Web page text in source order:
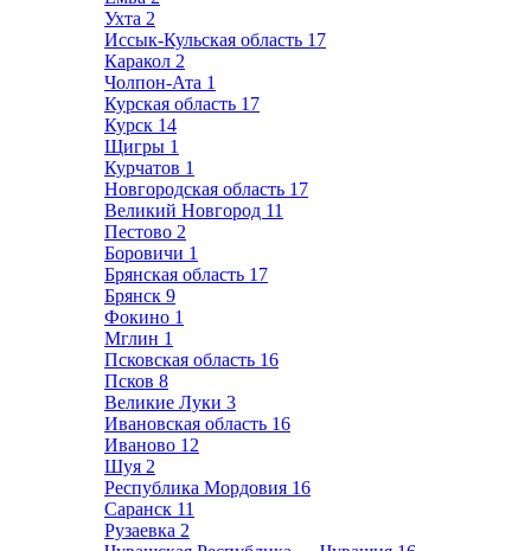
Ухта 2
Иссык-Кульская область 17
Каракол 2
Чолпон-Ата 1
Курская область 17
Курск 14
Щигры 1
Курчатов 1
Новгородская область 17
Великий Новгород 11
Пестово 2
Боровичи 1
Брянская область 17
Брянск 9
Фокино 1
Мглин 1
Псковская область 16
Псков 8
Великие Луки 3
Ивановская область 16
Иваново 12
Шуя 2
Республика Мордовия 16
Саранск 11
Рузаевка 2